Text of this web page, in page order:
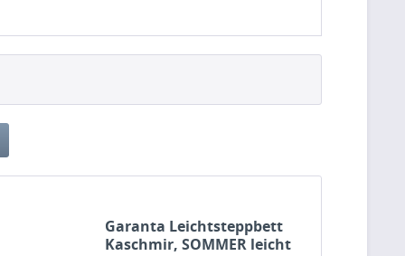
Garanta Leichtsteppbett
Kaschmir, SOMMER leicht